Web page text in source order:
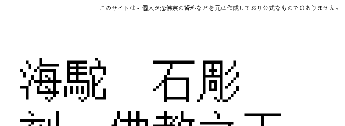
このサイトは、個人が念佛宗の資料などを元に作成しており公式なものではありません。
海駝 石彫